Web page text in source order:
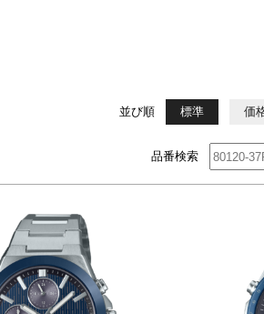
並び順 標準 価
品番検索